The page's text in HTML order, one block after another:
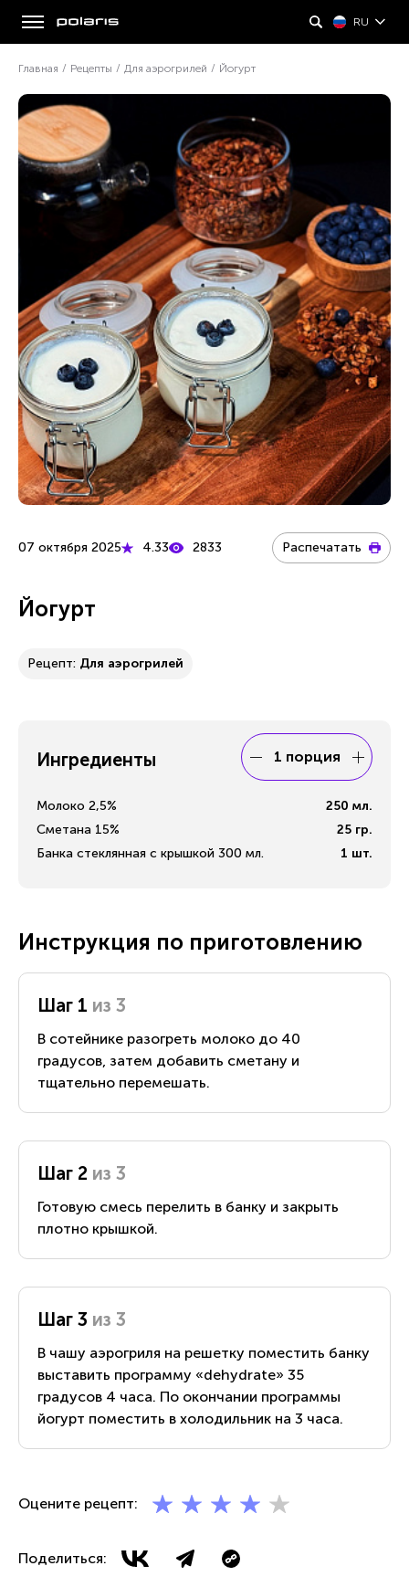
RU
Главная / Рецепты / Для аэрогрилей / Йогурт
07 октября 2025 4.33 2833 Распечатать
Йогурт
Рецепт: Для аэрогрилей
Ингредиенты 1 порция
Молоко 2,5% 250 мл.
Сметана 15%
25 гр.
Банка стеклянная с крышкой 300 мл.
1 шт.
Инструкция по приготовлению
Шаг 1 из 3
В сотейнике разогреть молоко до 40
градусов, затем добавить сметану и
тщательно перемешать.
Шаг 2 из 3
Готовую смесь перелить в банку и закрыть
плотно крышкой.
Шаг 3 из 3
В чашу аэрогриля на решетку поместить банку
выставить программу «dehydrate» 35
градусов 4 часа. По окончании программы
йогурт поместить в холодильник на 3 часа.
Оцените рецепт:
Поделиться: